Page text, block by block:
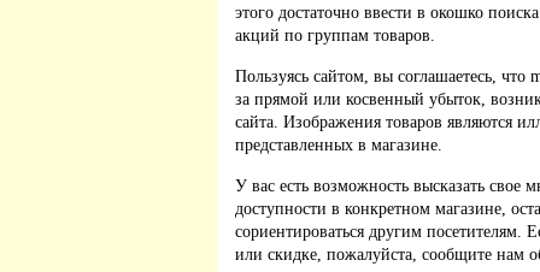
этого достаточно ввести в окошко
акций по группам товаров.
Пользуясь сайтом, вы соглашаетесь, что
за прямой или косвенный убыток,
сайта. Изображения товаров являются
представленных в магазине.
У вас есть возможность высказать свое
доступности в конкретном магазине,
сориентироваться другим
или скидке, пожалуйста, сообщите нам